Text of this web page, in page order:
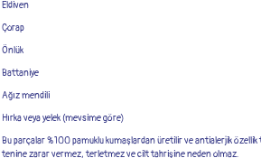
Eldiven
Çorap
Önlük
Battaniye
Ağız mendili
Hırka veya yelek (mevsime göre)
Bu parçalar %100 pamuklu kumaşlardan üretilir ve antialerjik özellik
tenine zarar vermez, terletmez ve cilt tahrişine neden olmaz.